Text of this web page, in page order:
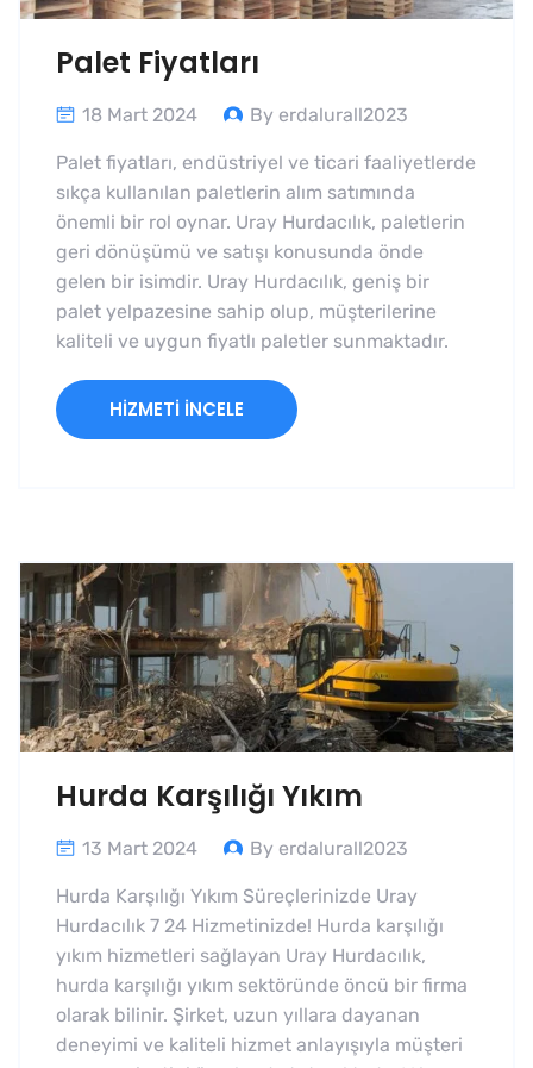
Palet Fiyatları
18 Mart 2024 By erdalurall2023
Palet fiyatları, endüstriyel ve ticari faaliyetlerde
sıkça kullanılan paletlerin alım satımında
önemli bir rol oynar. Uray Hurdacılık, paletlerin
geri dönüşümü ve satışı konusunda önde
gelen bir isimdir. Uray Hurdacılık, geniş bir
palet yelpazesine sahip olup, müşterilerine
kaliteli ve uygun fiyatlı paletler sunmaktadır.
HIZMETI İNCELE
Hurda Karşılığı Yıkım
13 Mart 2024 By erdalurall2023
Hurda Karşılığı Yıkım Süreçlerinizde Uray
Hurdacılık 7 24 Hizmetinizde! Hurda karşılığı
yıkım hizmetleri sağlayan Uray Hurdacılık,
hurda karşılığı yıkım sektöründe öncü bir firma
olarak bilinir. Şirket, uzun yıllara dayanan
deneyimi ve kaliteli hizmet anlayışıyla müşteri